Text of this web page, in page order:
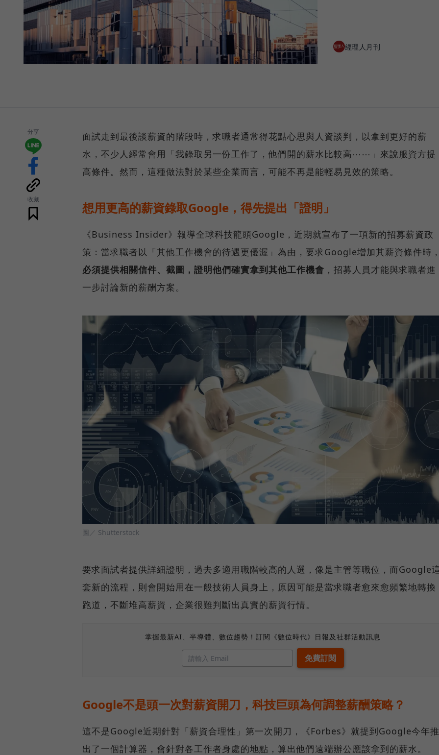
經理人月刊
分享
收藏
面試走到最後談薪資的階段時，求職者通常得花點心思與人資談判，以拿到更好的薪
水，不少人經常會用「我錄取另一份工作了，他們開的薪水比較高⋯⋯」來說服資方提
高條件。然而，這種做法對於某些企業而言，可能不再是能輕易見效的策略。
想用更高的薪資錄取Google，得先提出「證明」
《Business Insider》報導全球科技龍頭Google，近期就宣布了一項新的招募薪資政
策：當求職者以「其他工作機會的待遇更優渥」為由，要求Google增加其薪資條件時
必須提供相關信件、截圖，證明他們確實拿到其他工作機會 ，招募人員才能與求職者進
一步討論新的薪酬方案。
圖／ Shutterstock
要求面試者提供詳細證明，過去多適用職階較高的人選，像是主管等職位，而Google
套新的流程，則會開始用在一般技術人員身上，原因可能是當求職者愈來愈頻繁地轉換
跑道，不斷堆高薪資，企業很難判斷出真實的薪資行情。
掌握最新AI、半導體、數位趨勢！訂閱《數位時代》日報及社群活動訊息
Google不是頭一次對薪資開刀，科技巨頭為何調整薪酬策略？
這不是Google近期針對「薪資合理性」第一次開刀，《Forbes》就提到Google今年推
出了一個計算器，會針對各工作者身處的地點，算出他們遠端辦公應該拿到的薪水。